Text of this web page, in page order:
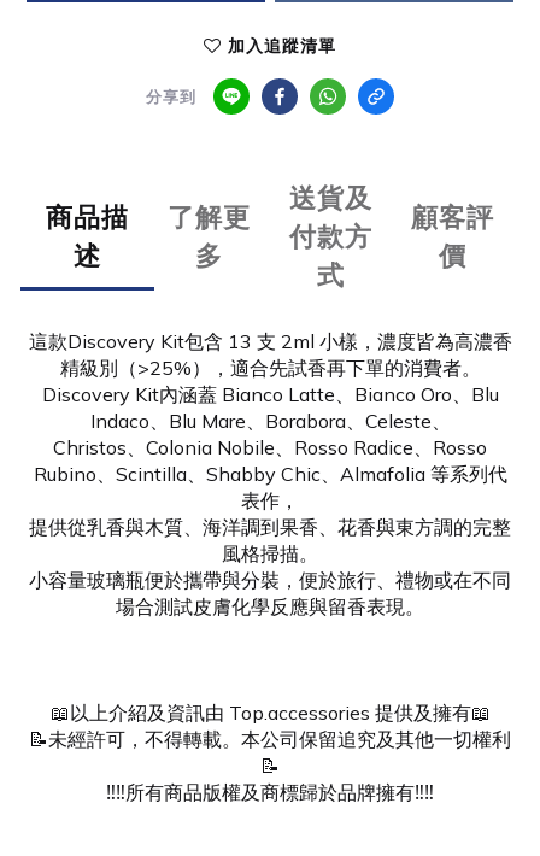
加入追蹤清單
分享到
商品描
述
了解更
多
送貨及
付款方
式
顧客評
價
這款Discovery Kit包含 13 支 2ml 小樣，濃度皆為高濃香
精級別（>25%），適合先試香再下單的消費者。
Discovery Kit內涵蓋 Bianco Latte、Bianco Oro、Blu
Indaco、Blu Mare、Borabora、Celeste、
Christos、Colonia Nobile、Rosso Radice、Rosso
Rubino、Scintilla、Shabby Chic、Almafolia 等系列代
表作，
提供從乳香與木質、海洋調到果香、花香與東方調的完整
風格掃描。
小容量玻璃瓶便於攜帶與分裝，便於旅行、禮物或在不同
場合測試皮膚化學反應與留香表現。
📖以上介紹及資訊由 Top.accessories 提供及擁有📖
📝未經許可，不得轉載。本公司保留追究及其他一切權利
📝
‼️‼️所有商品版權及商標歸於品牌擁有‼️‼️